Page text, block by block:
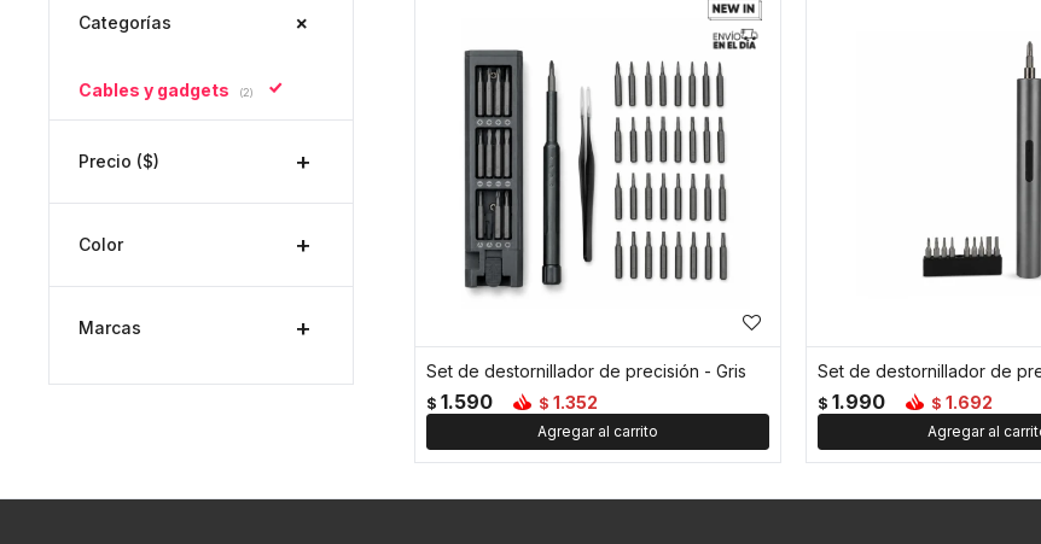
Set de destornillador de precisión - Gris
$ 1.590 $ 1.352 $ 1.990 $ 1.692
Categorías
Cables y gadgets (2)
Precio ($)
Color
Marcas